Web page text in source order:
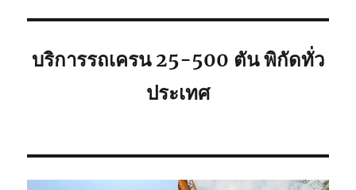
บริการรถเครน 25-500 ตัน พิกัดทั่ว
ประเทศ